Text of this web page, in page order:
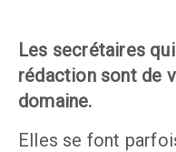
Les secrétaires
rédaction sont de
domaine.
Elles se font